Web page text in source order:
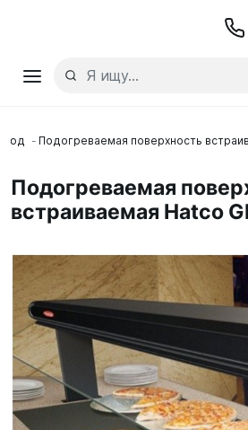
Подогреваемая поверхность
Подогреваемая
встраиваемая Hatco